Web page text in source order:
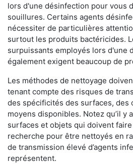
lors d'une désinfection pour vous
souillures. Certains agents
nécessiter de particulières
surtout les produits bactéricides.
surpuissants employés lors d'une
également exigent beaucoup de
Les méthodes de nettoyage
tenant compte des risques de
des spécificités des surfaces, des
moyens disponibles. Notez qu’il y
surfaces et objets qui doivent faire
recherche pour être nettoyés en
de transmission élevé d’agents
représentent.